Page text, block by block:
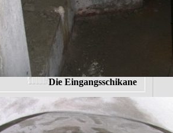
Die Eingangsschikane